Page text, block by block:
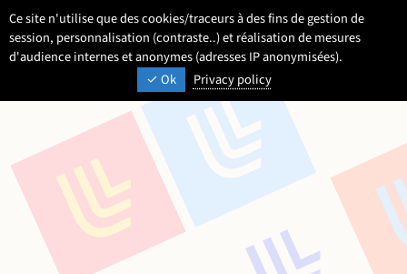
Ce site n'utilise que des cookies/traceurs à des fins de gestion de
session, personnalisation (contraste..) et réalisation de mesures
d'audience internes et anonymes (adresses IP anonymisées).
Ok
Privacy policy
Aller
au
contenu
Aller
au
menu
Aller
au
pied
page
UNIVERSITÉ DE LILLE
INSPIRONS DEMAIN
ParamétrageSélectionner une
FR
- Français